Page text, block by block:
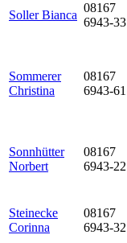
Soller Bianca
08167
6943-33
Sommerer
Christina
08167
6943-61
Sonnhütter
Norbert
08167
6943-22
Steinecke
Corinna
08167
6943-32